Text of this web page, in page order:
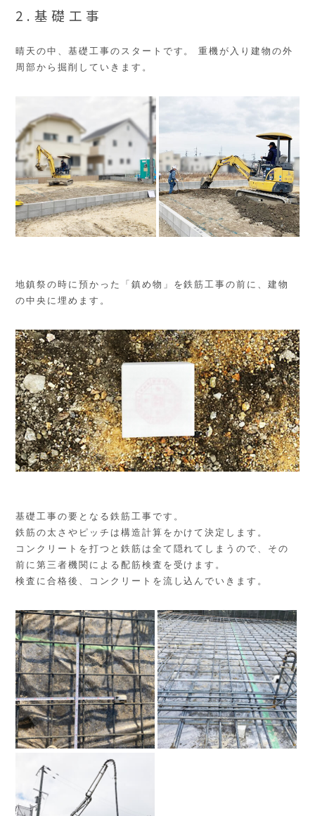
2.基礎工事
晴天の中、基礎工事のスタートです。 重機が入り建物の外
周部から掘削していきます。
地鎮祭の時に預かった「鎮め物」を鉄筋工事の前に、建物
の中央に埋めます。
基礎工事の要となる鉄筋工事です。
鉄筋の太さやピッチは構造計算をかけて決定します。
コンクリートを打つと鉄筋は全て隠れてしまうので、その
前に第三者機関による配筋検査を受けます。
検査に合格後、コンクリートを流し込んでいきます。